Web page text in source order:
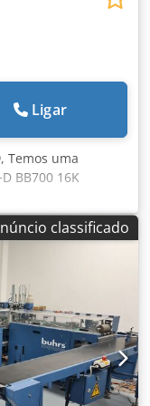
Ligar
, Temos uma
BB700 16K
e está
3.0 é uma das
do fabricante W+D.
a
ainda está
que quando
ela estará
investidores e
de construção:
5 alimentadores
a vácuo -
classificado